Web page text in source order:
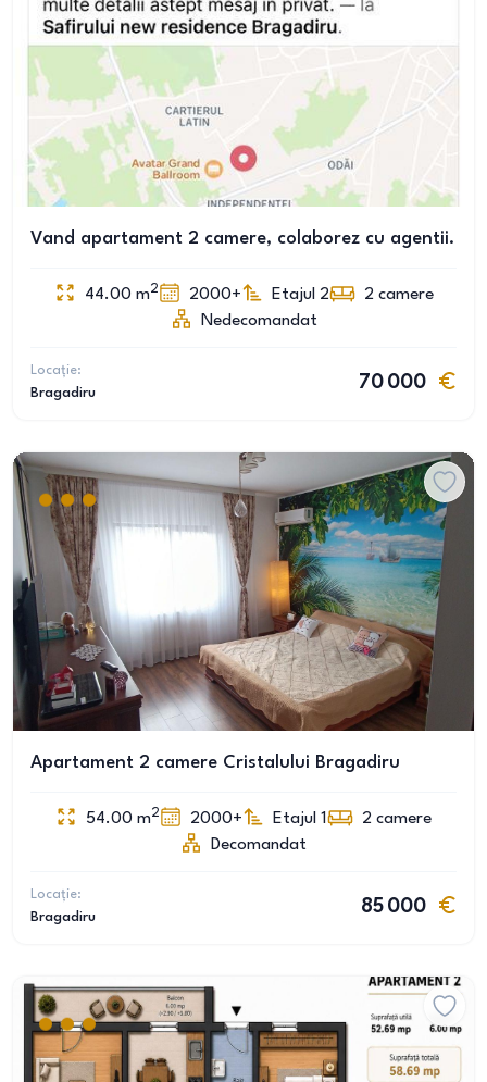
Vand apartament 2 camere, colaborez cu agentii.
44.00 m2 2000+ Etajul 2 2 camere
Nedecomandat
Locație:
Bragadiru
70 000
Apartament 2 camere Cristalului Bragadiru
54.00 m2 2000+ Etajul 1 2 camere
Decomandat
Locație:
Bragadiru
85 000